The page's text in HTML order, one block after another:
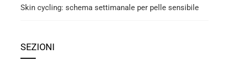
Skin cycling: schema settimanale per pelle sensibile
SEZIONI